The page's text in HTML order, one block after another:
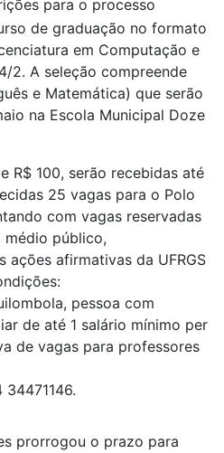
para o processo
de graduação no formato
em Computação e
2. A seleção compreende
e Matemática) que serão
na Escola Municipal Doze
R$ 100, serão recebidas até
25 vagas para o Polo
com vagas reservadas
médio público,
ações afirmativas da UFRGS
pessoa com
de até 1 salário mínimo per
de vagas para professores
prorrogou o prazo para